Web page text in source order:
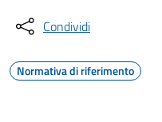
Condividi
Normativa di riferimento